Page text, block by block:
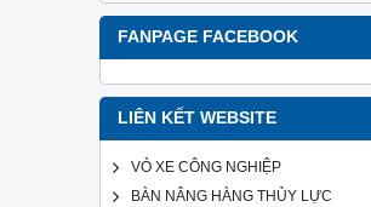
FANPAGE FACEBOOK
LIÊN KẾT WEBSITE
VỎ XE CÔNG NGHIỆP
BÀN NÂNG HÀNG THỦY LỰC